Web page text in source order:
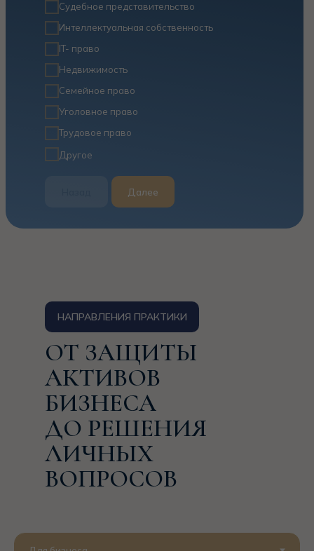
Судебное представительство
Интеллектуальная собственность
IT- право
Недвижимость
Семейное право
Уголовное право
Трудовое право
Другое
Далее
ОТ ЗАЩИТЫ
АКТИВОВ
БИЗНЕСА
ДО РЕШЕНИЯ
ЛИЧНЫХ
ВОПРОСОВ
НАПРАВЛЕНИЯ ПРАКТИКИ